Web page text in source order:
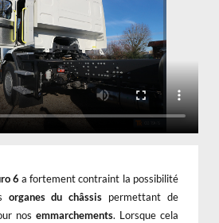
6 a fortement contraint la possibilité
organes du châssis permettant de
nos emmarchements. Lorsque cela